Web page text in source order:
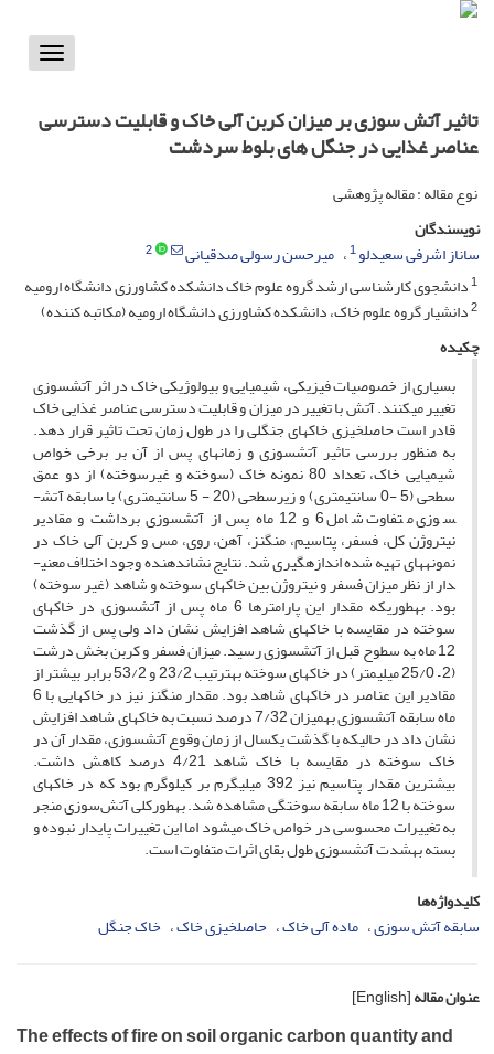
Toggle
تاثیر آتش سوزی بر میزان کربن آلی خاک و قابلیت دسترسی
عناصر غذایی در جنگل های بلوط سردشت
نوع مقاله : مقاله پژوهشی
نویسندگان
ساناز اشرفی سعیدلو1 میرحسن رسولی صدقیانی
2
1دانشجوی کارشناسی ارشد گروه علوم خاک دانشکده کشاورزی دانشگاه ارومیه
2دانشیار گروه علوم خاک، دانشکده کشاورزی دانشگاه ارومیه (مکاتبه کننده)
چکیده
بسیاری از خصوصیات فیزیکی، شیمیایی و بیولوژیکی خاک در اثر آتش­سوزی
تغییر می­کنند. آتش با تغییر در میزان و قابلیت دسترسی عناصر غذایی خاک
قادر است حاصلخیزی خاک­های جنگلی را در طول زمان تحت تاثیر قرار دهد.
به­ منظور بررسی تاثیر آتش­سوزی و زمان­های پس از آن بر برخی خواص
شیمیایی خاک، تعداد 80 نمونه خاک (سوخته و غیرسوخته) از دو عمق
سطحی (5 -0 سانتی­متری) و زیرسطحی (20 - 5 سانتی­متری) با سابقه آتش­
سوزی متفاوت شامل 6 و 12 ماه پس از آتش­سوزی برداشت و مقادیر
نیتروژن کل، فسفر، پتاسیم، منگنز، آهن، روی، مس و کربن آلی خاک در
نمونه­های تهیه شده اندازه­گیری شد. نتایج نشان­دهنده وجود اختلاف معنی­
دار از نظر میزان فسفر و نیتروژن بین خاک­های سوخته و شاهد (غیر سوخته)
بود. به­طوری­که مقدار این پارامترها 6 ماه پس از آتش­سوزی در خاک­های
سوخته در مقایسه با خاک­های شاهد افزایش نشان داد ولی پس از گذشت
12 ماه به سطوح قبل از آتش­سوزی رسید. میزان فسفر و کربن بخش درشت
(2 – 25/0 میلی­متر) در خاک­های سوخته به­ترتیب 23/2 و 53/2 برابر بیشتر از
مقادیر این عناصر در خاک­های شاهد بود. مقدار منگنز نیز در خاک­هایی با 6
ماه سابقه آتش­سوزی به­میزان 7/32 درصد نسبت به خاک­های شاهد افزایش
نشان داد در حالی­که با گذشت یک­سال از زمان وقوع آتش­سوزی، مقدار آن در
خاک سوخته در مقایسه با خاک شاهد 4/21 درصد کاهش داشت.
بیشترین مقدار پتاسیم نیز 392 میلی­گرم بر کیلوگرم بود که در خاک­های
سوخته با 12 ماه سابقه سوختگی مشاهده شد. به­طورکلی آتش‌سوزی منجر
به تغییرات محسوسی در خواص خاک می­شود اما این تغییرات پایدار نبوده و
بسته به­شدت آتش­سوزی طول بقای اثرات متفاوت است.
کلیدواژه‌ها
سابقه آتش سوزی ماده آلی خاک حاصلخیزی خاک خاک جنگل
عنوان مقاله[English]
The effects of fire on soil organic carbon quantity and